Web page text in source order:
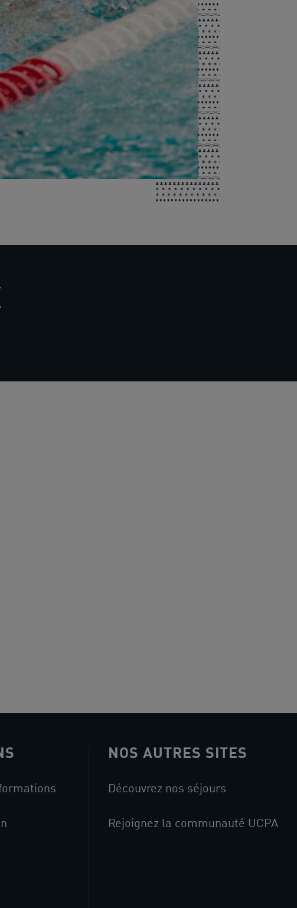
NOS AUTRES SITES
Découvrez nos séjours
Rejoignez la communauté UCPA